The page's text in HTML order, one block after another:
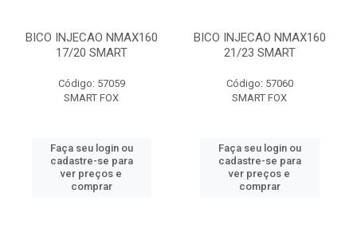
BICO INJECAO NMAX160
17/20 SMART
Código: 57059
SMART FOX
Faça seu login ou
cadastre-se para
ver preços e
comprar
BICO INJECAO NMAX160
21/23 SMART
Código: 57060
SMART FOX
Faça seu login ou
cadastre-se para
ver preços e
comprar